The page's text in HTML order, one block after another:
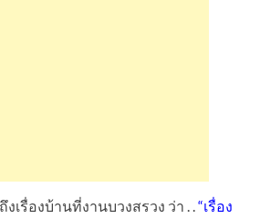
เรื่องบ้านที่งานบวงสรวง ว่า . .“เรื่อง